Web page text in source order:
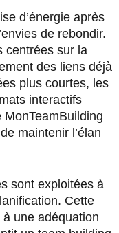
d’énergie après
de rebondir.
centrées sur la
des liens déjà
plus courtes, les
interactifs
maintenir l’élan
sont exploitées à
Cette
une adéquation